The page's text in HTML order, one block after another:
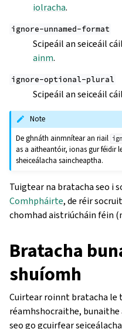
iolracha.
ignore-unnamed-format
Scipeáil an seiceáil
ainm.
ignore-optional-plural
Scipeáil an seiceáil
Note
De ghnáth ainmnítear an riail
as a aitheantóir, ionas gur féidir
sheiceálacha saincheaptha.
Tuigtear na bratacha seo i
Comhpháirte, de réir
chomhad aistriúcháin féin
Bratacha
shuíomh
Cuirtear roinnt bratacha le
réamhshocraithe, bunaithe
seo go gcuirfear